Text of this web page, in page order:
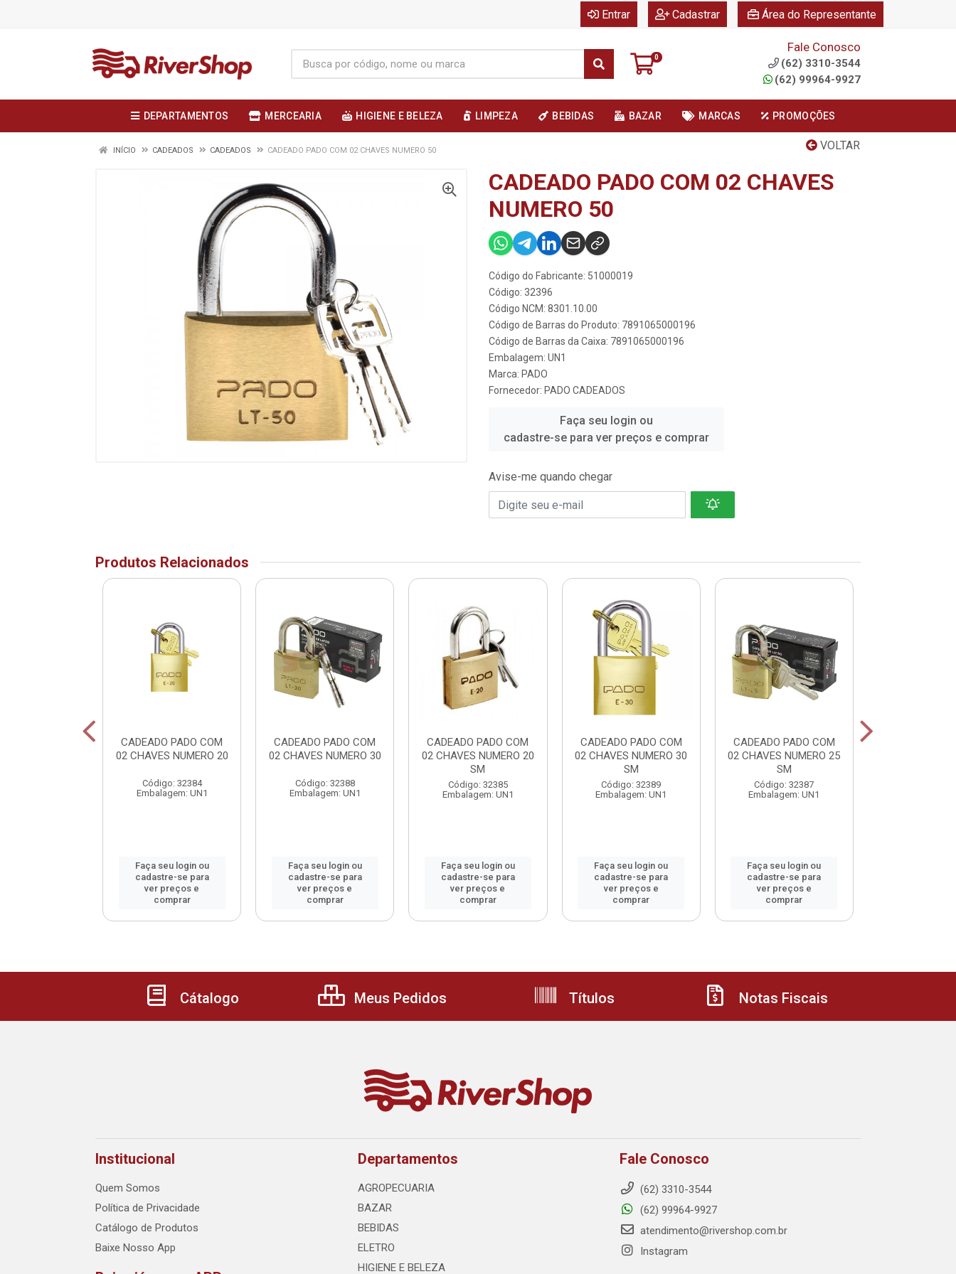
Entrar Cadastrar Área do Representante
0
Fale Conosco
(62) 3310-3544
(62) 99964-9927
DEPARTAMENTOS MERCEARIA HIGIENE E BELEZA LIMPEZA BEBIDAS BAZAR MARCAS PROMOÇÕES
VOLTAR
INÍCIO CADEADOS CADEADOS CADEADO PADO COM 02 CHAVES NUMERO 50
CADEADO PADO COM 02 CHAVES
NUMERO 50
Código do Fabricante: 51000019
Código: 32396
Código NCM: 8301.10.00
Código de Barras do Produto: 7891065000196
Código de Barras da Caixa: 7891065000196
Embalagem: UN1
Marca: PADO
Fornecedor: PADO CADEADOS
Faça seu login ou
cadastre-se para ver preços e comprar
Avise-me quando chegar
Produtos Relacionados
CADEADO PADO COM
02 CHAVES NUMERO 20
Código: 32384
Embalagem: UN1
Faça seu login ou
cadastre-se para
ver preços e
comprar
CADEADO PADO COM
02 CHAVES NUMERO 30
Código: 32388
Embalagem: UN1
Faça seu login ou
cadastre-se para
ver preços e
comprar
CADEADO PADO COM
02 CHAVES NUMERO 20
SM
Código: 32385
Embalagem: UN1
Faça seu login ou
cadastre-se para
ver preços e
comprar
CADEADO PADO COM
02 CHAVES NUMERO 30
SM
Código: 32389
Embalagem: UN1
Faça seu login ou
cadastre-se para
ver preços e
comprar
CADEADO PADO COM
02 CHAVES NUMERO 25
SM
Código: 32387
Embalagem: UN1
Faça seu login ou
cadastre-se para
ver preços e
comprar
Cátalogo Meus Pedidos Títulos Notas Fiscais
Institucional
Quem Somos
Política de Privacidade
Catálogo de Produtos
Baixe Nosso App
Departamentos
AGROPECUARIA
BAZAR
BEBIDAS
ELETRO
HIGIENE E BELEZA
Fale Conosco
(62) 3310-3544
(62) 99964-9927
atendimento@rivershop.com.br
Instagram